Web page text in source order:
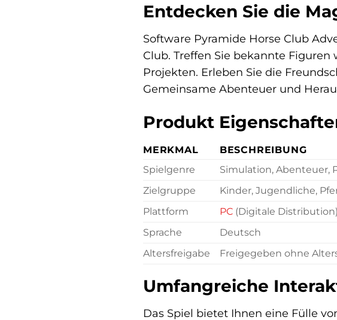
Entdecken Sie die
Software Pyramide Horse Club
Club. Treffen Sie bekannte
Projekten. Erleben Sie die
Gemeinsame Abenteuer und
Produkt
MERKMAL
BESCHREIBUNG
Spielgenre
Simulation, Abenteuer,
Zielgruppe
Kinder, Jugendliche,
Plattform
PC(Digitale Distribution)
Sprache
Deutsch
Altersfreigabe
Freigegeben ohne
Umfangreiche
Das Spiel bietet Ihnen eine Fülle